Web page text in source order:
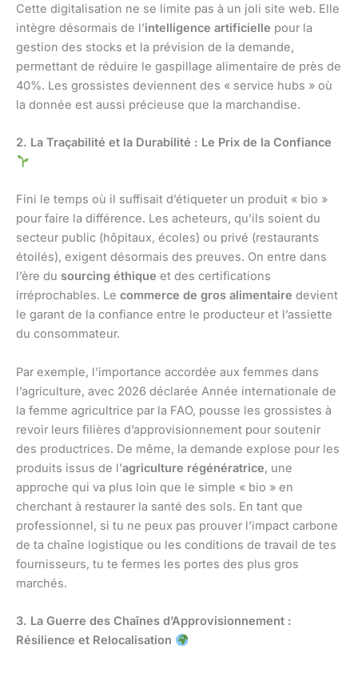
Cette digitalisation ne se limite pas à un joli site web. Elle
intègre désormais de l’intelligence artificielle pour la
gestion des stocks et la prévision de la demande,
permettant de réduire le gaspillage alimentaire de près de
40%. Les grossistes deviennent des « service hubs » où
la donnée est aussi précieuse que la marchandise.
2. La Traçabilité et la Durabilité : Le Prix de la Confiance
Fini le temps où il suffisait d’étiqueter un produit « bio »
pour faire la différence. Les acheteurs, qu’ils soient du
secteur public (hôpitaux, écoles) ou privé (restaurants
étoilés), exigent désormais des preuves. On entre dans
l’ère du sourcing éthique et des certifications
irréprochables. Le commerce de gros alimentaire devient
le garant de la confiance entre le producteur et l’assiette
du consommateur.
Par exemple, l’importance accordée aux femmes dans
l’agriculture, avec 2026 déclarée Année internationale de
la femme agricultrice par la FAO, pousse les grossistes à
revoir leurs filières d’approvisionnement pour soutenir
des productrices. De même, la demande explose pour les
produits issus de l’agriculture régénératrice, une
approche qui va plus loin que le simple « bio » en
cherchant à restaurer la santé des sols. En tant que
professionnel, si tu ne peux pas prouver l’impact carbone
de ta chaîne logistique ou les conditions de travail de tes
fournisseurs, tu te fermes les portes des plus gros
marchés.
3. La Guerre des Chaînes d’Approvisionnement :
Résilience et Relocalisation